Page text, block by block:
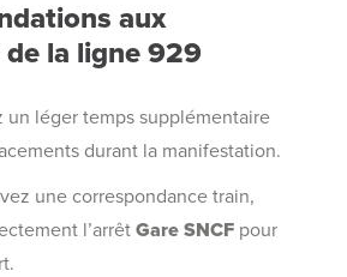
aux
de la ligne 929
un léger temps supplémentaire
durant la manifestation.
une correspondance train,
l’arrêtGare SNCF pour